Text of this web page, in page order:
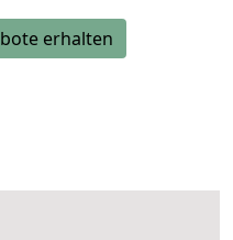
erhalten